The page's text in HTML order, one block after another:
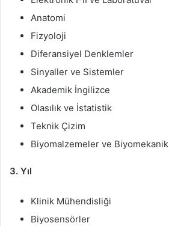
Anatomi
Fizyoloji
Diferansiyel Denklemler
Sinyaller ve Sistemler
Akademik İngilizce
Olasılık ve İstatistik
Teknik Çizim
Biyomalzemeler ve Biyomekanik
3. Yıl
Klinik Mühendisliği
Biyosensörler